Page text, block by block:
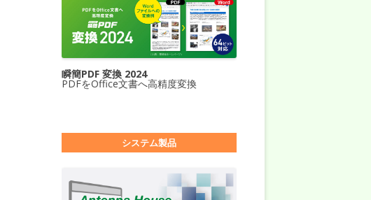
瞬簡PDF 変換 2024
PDFをOffice文書へ高精度変換
システム製品